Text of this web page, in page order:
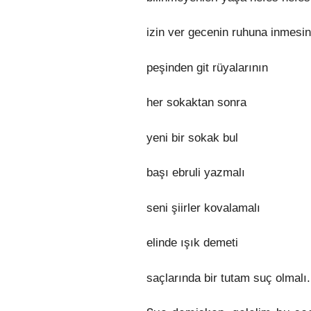
izin ver gecenin ruhuna
peşinden git rüyalarının
her sokaktan sonra
yeni bir sokak bul
başı ebruli yazmalı
seni şiirler kovalamalı
elinde ışık demeti
saçlarında bir tutam suç olmalı.